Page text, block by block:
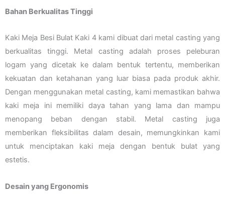
Bahan Berkualitas Tinggi
Kaki Meja Besi Bulat Kaki 4 kami dibuat dari metal casting yang
berkualitas tinggi. Metal casting adalah proses peleburan
logam yang dicetak ke dalam bentuk tertentu, memberikan
kekuatan dan ketahanan yang luar biasa pada produk akhir.
Dengan menggunakan metal casting, kami memastikan bahwa
kaki meja ini memiliki daya tahan yang lama dan mampu
menopang beban dengan stabil. Metal casting juga
memberikan fleksibilitas dalam desain, memungkinkan kami
untuk menciptakan kaki meja dengan bentuk bulat yang
estetis.
Desain yang Ergonomis